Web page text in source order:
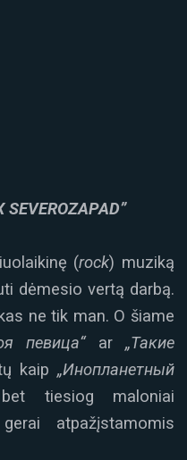
SEVEROZAPAD”
(rock) muziką
dėmesio vertą darbą.
ne tik man. O šiame
певица“ ar„Такие
kaip „Инопланетный
tiesiog maloniai
atpažįstamomis